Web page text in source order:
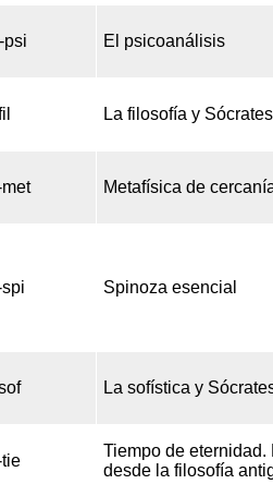
psi El psicoanálisis
La filosofía y Sócrates
Metafísica de
Spinoza esencial
La sofística y
Tiempo de
desde la filosofía